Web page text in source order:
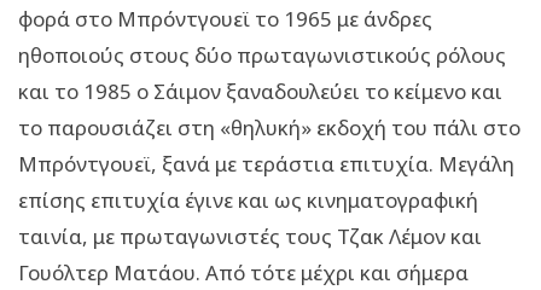
φορά στο Μπρόντγουεϊ το 1965 με άνδρες
ηθοποιούς στους δύο πρωταγωνιστικούς ρόλους
και το 1985 ο Σάιμον ξαναδουλεύει το κείμενο και
το παρουσιάζει στη «θηλυκή» εκδοχή του πάλι στο
Μπρόντγουεϊ, ξανά με τεράστια επιτυχία. Μεγάλη
επίσης επιτυχία έγινε και ως κινηματογραφική
ταινία, με πρωταγωνιστές τους Τζακ Λέμον και
Γουόλτερ Ματάου. Από τότε μέχρι και σήμερα